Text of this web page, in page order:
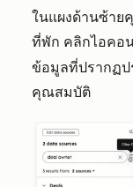
ในแผงด้านซ้าย
ที่พัก คลิกไอคอ
ข้อมูลที่ปรากฏป
คุณสมบัติ